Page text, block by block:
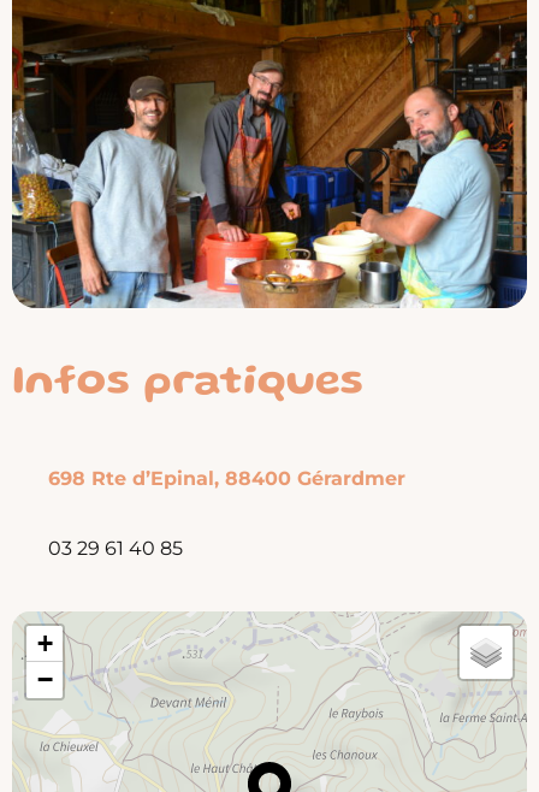
Infos pratiques
698 Rte d’Epinal, 88400 Gérardmer
03 29 61 40 85
+
−